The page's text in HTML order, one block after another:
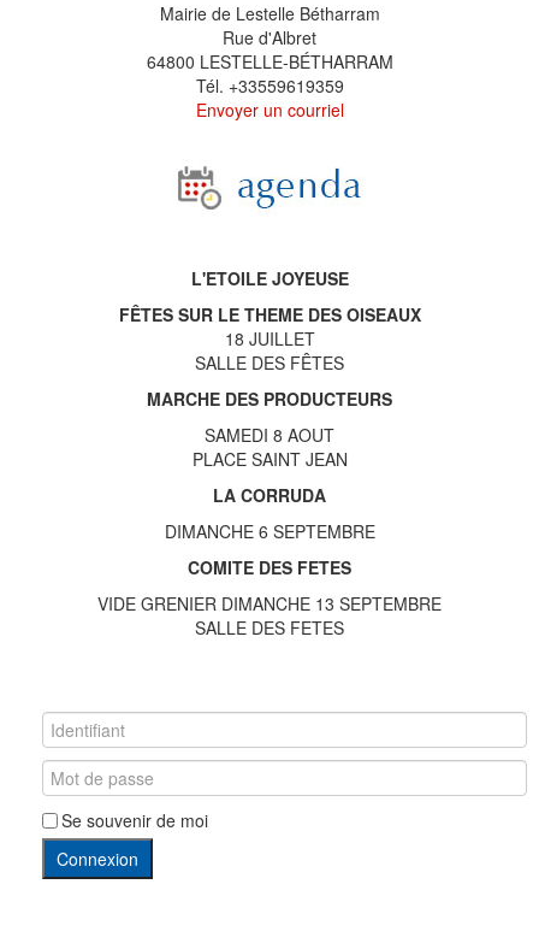
Mairie de Lestelle Bétharram
Rue d'Albret
64800 LESTELLE-BÉTHARRAM
Tél. +33559619359
Envoyer un courriel
L'ETOILE JOYEUSE
FÊTES SUR LE THEME DES OISEAUX
18 JUILLET
SALLE DES FÊTES
MARCHE DES PRODUCTEURS
SAMEDI 8 AOUT
PLACE SAINT JEAN
LA CORRUDA
DIMANCHE 6 SEPTEMBRE
COMITE DES FETES
VIDE GRENIER DIMANCHE 13 SEPTEMBRE
SALLE DES FETES
Se souvenir de moi
Connexion